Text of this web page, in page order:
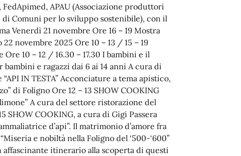
APAU (Associazione produttori
Comuni per lo sviluppo sostenibile), con il
Venerdì 21 novembre Ore 16 – 19 Mostra
novembre 2025 Ore 10 – 13 / 15 – 19
10 – 12 / 16.30 – 17.30 I bambini e il
e ragazzi dai 6 ai 14 anni A cura di
IN TESTA” Acconciature a tema apistico,
di Foligno Ore 12 – 13 SHOW COOKING
A cura del settore ristorazione del
SHOW COOKING, a cura di Gigi Passera
d’api”. Il matrimonio d’amore fra
e nobiltà nella Foligno del ‘500-‘600”
itinerario alla scoperta di questi